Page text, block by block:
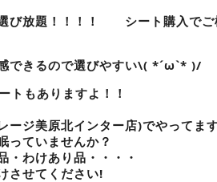
び放題！！！！ シート購入でご
できるので選びやすい\( *´ω`* )/
トもありますよ！！
ジ美原北インター店)でやってま
っていませんか？
・わけあり品・・・・
させてください!